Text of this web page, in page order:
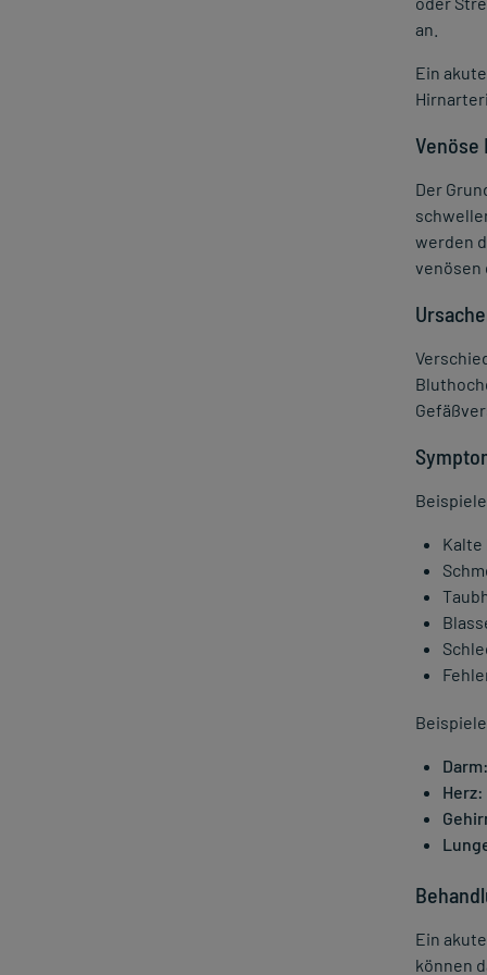
an.
Ein
Venöse
Der
werden
venösen
Kalte
Darm:
Herz:
Ein
können